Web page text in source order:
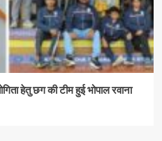
हेतु छग की टीम हुई भोपाल रवाना